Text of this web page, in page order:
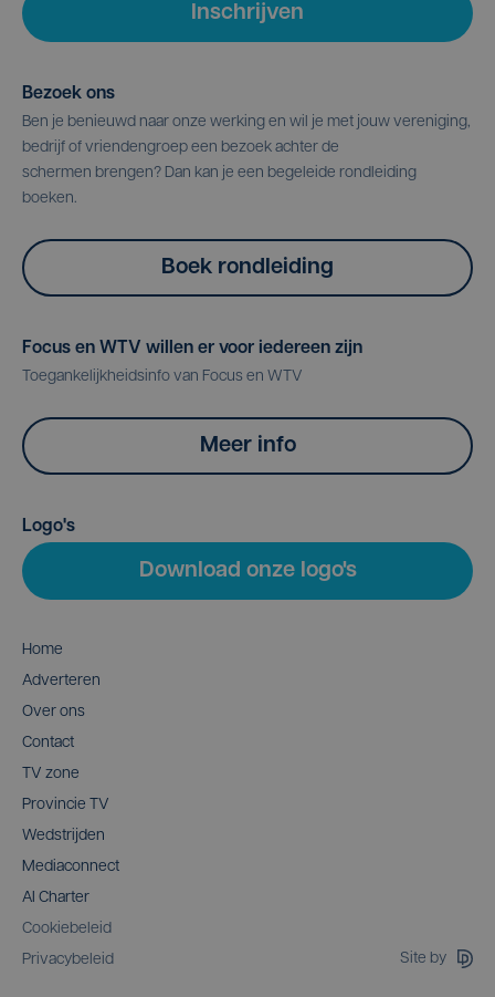
Inschrijven
Bezoek ons
Ben je benieuwd naar onze werking en wil je met jouw vereniging,
bedrijf of vriendengroep een bezoek achter de
schermen brengen? Dan kan je een begeleide rondleiding
boeken.
Boek rondleiding
Focus en WTV willen er voor iedereen zijn
Toegankelijkheidsinfo van Focus en WTV
Meer info
Logo's
Download onze logo's
Home
Adverteren
Over ons
Contact
TV zone
Provincie TV
Wedstrijden
Mediaconnect
AI Charter
Cookiebeleid
Privacybeleid
Site by